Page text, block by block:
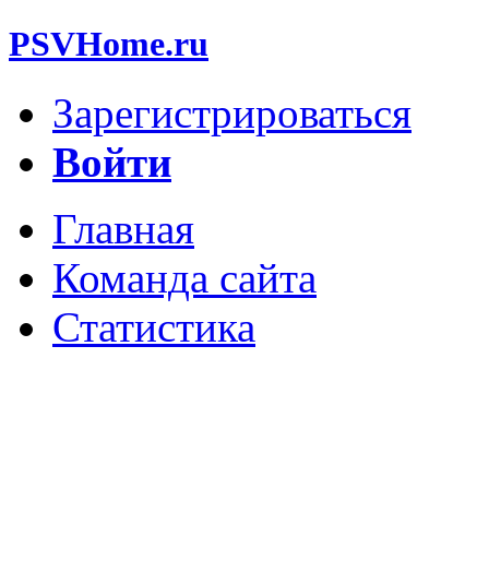
PSVHome.ru
Зарегистрироваться
Войти
Главная
Команда сайта
Статистика